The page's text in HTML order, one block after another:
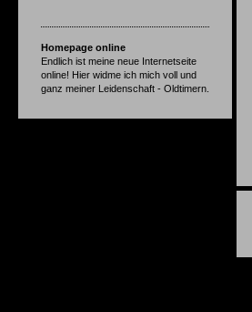
Homepage online
Endlich ist meine neue Internetseite
online! Hier widme ich mich voll und
ganz meiner Leidenschaft - Oldtimern.